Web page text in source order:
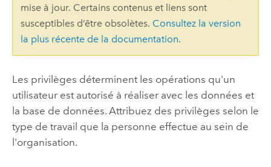
mise à jour. Certains contenus et liens sont
susceptibles d’être obsolètes. Consultez la version
la plus récente de la documentation.
Les privilèges déterminent les opérations qu'un
utilisateur est autorisé à réaliser avec les données et
la base de données. Attribuez des privilèges selon le
type de travail que la personne effectue au sein de
l'organisation.